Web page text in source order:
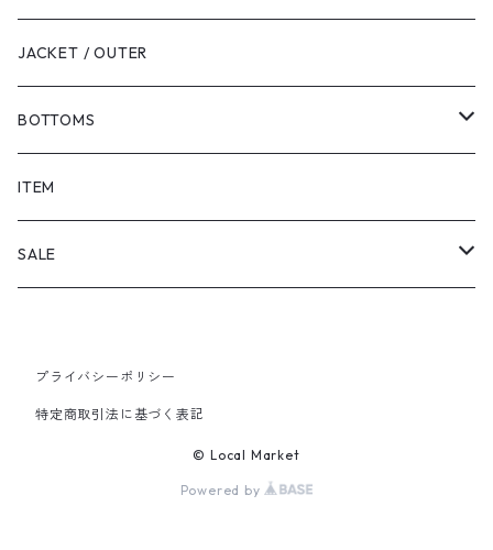
JACKET / OUTER
BOTTOMS
SHORTS
PANTS
ITEM
SALE
PANTS
プライバシーポリシー
特定商取引法に基づく表記
© Local Market
Powered by